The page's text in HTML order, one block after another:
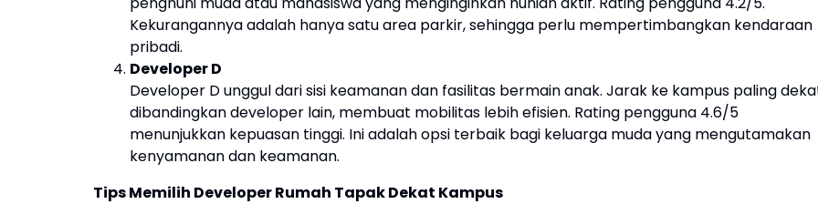
Kekurangannya adalah hanya satu area parkir, sehingga perlu mempertimbangkan kendaraan
pribadi.
Developer D
Developer D unggul dari sisi keamanan dan fasilitas bermain anak. Jarak ke kampus paling
dibandingkan developer lain, membuat mobilitas lebih efisien. Rating pengguna 4.6/5
menunjukkan kepuasan tinggi. Ini adalah opsi terbaik bagi keluarga muda yang mengutamakan
kenyamanan dan keamanan.
Tips Memilih Developer Rumah Tapak Dekat Kampus